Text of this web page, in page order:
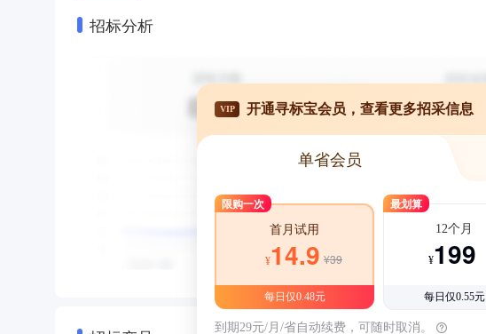
招标分析
VIP 开通寻标宝会员，查看更多招采信息
单省会员
限购一次
首月试用
¥14.9 ¥39
每日仅0.48元
最划算
12个月
¥199
每日仅0.55元
到期29元/月/省自动续费，可随时取消。